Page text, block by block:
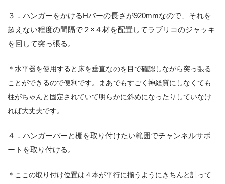
３．ハンガーをかけるHバーの長さが920mmなので、それを
超えない程度の間隔で２×４材を配置してラブリコのジャッキ
を回して突っ張る。
＊水平器を使用すると床を垂直なのを目で確認しながら突っ張る
ことができるので便利です。まあでもすごく神経質にしなくても
柱がちゃんと固定されていて明らかに斜めになったりしていなけ
れば大丈夫です。
４．ハンガーバーと棚を取り付けたい範囲でチャンネルサポ
ートを取り付ける。
＊ここの取り付け位置は４本が平行に揃うようにきちんと計って